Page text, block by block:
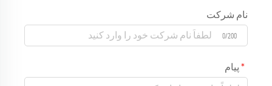
نام شرکت
0/200
پیام